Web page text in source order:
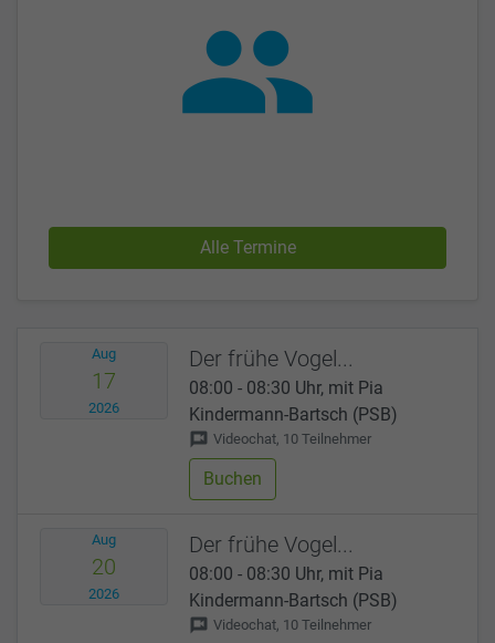
group
Alle Termine
Aug
17
2026
Der frühe Vogel...
08:00 - 08:30 Uhr, mit Pia
Kindermann-Bartsch (PSB)
voice_chat Videochat, 10 Teilnehmer
Buchen
Aug
20
2026
Der frühe Vogel...
08:00 - 08:30 Uhr, mit Pia
Kindermann-Bartsch (PSB)
voice_chat Videochat, 10 Teilnehmer